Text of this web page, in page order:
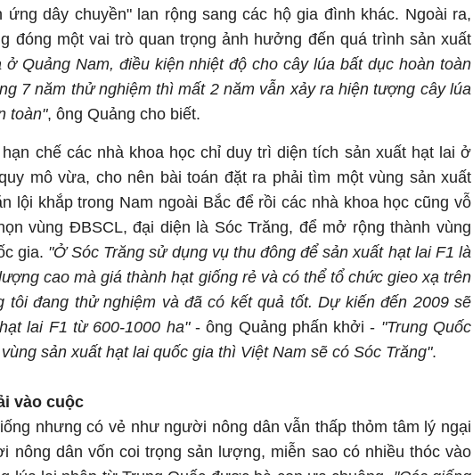
ứng dây chuyền" lan rộng sang các hộ gia đình khác. Ngoài ra,
đóng một vai trò quan trọng ảnh hưởng đến quá trình sản xuất
Quảng Nam, điều kiện nhiệt độ cho cây lúa bất dục hoàn toàn
7 năm thử nghiệm thì mất 2 năm vẫn xảy ra hiện tượng cây lúa
toàn", ông Quảng cho biết.
chế các nhà khoa học chỉ duy trì diện tích sản xuất hạt lai ở
mô vừa, cho nên bài toán đặt ra phải tìm một vùng sản xuất
lội khắp trong Nam ngoài Bắc để rồi các nhà khoa học cũng vỗ
vùng ĐBSCL, đại diện là Sóc Trăng, để mở rộng thành vùng
gia. "Ở Sóc Trăng sử dụng vụ thu đông để sản xuất hạt lai F1 là
cao mà giá thành hạt giống rẻ và có thể tổ chức gieo xạ trên
tôi đang thử nghiệm và đã có kết quả tốt. Dự kiến đến 2009 sẽ
lai F1 từ 600-1000 ha"- ông Quảng phấn khởi - "Trung Quốc
sản xuất hạt lai quốc gia thì Việt Nam sẽ có Sóc Trăng".
vào cuộc
nhưng có vẻ như người nông dân vẫn thấp thỏm tâm lý ngại
nông dân vốn coi trọng sản lượng, miễn sao có nhiều thóc vào